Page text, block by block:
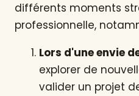
différents moments
professionnelle,
Lors d'une envie
explorer de
valider un projet